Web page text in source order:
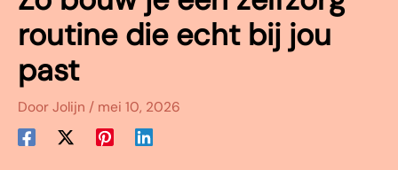
routine die echt bij jou
past
Door Jolijn / mei 10, 2026